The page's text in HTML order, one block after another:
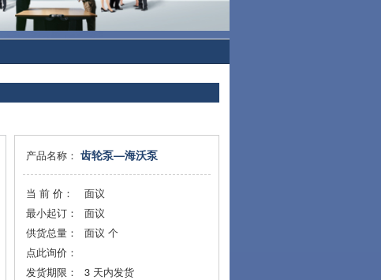
产品名称： 齿轮泵—海沃泵
当 前 价：
面议
最小起订：
面议
供货总量：
面议 个
点此询价：
发货期限：
3 天内发货